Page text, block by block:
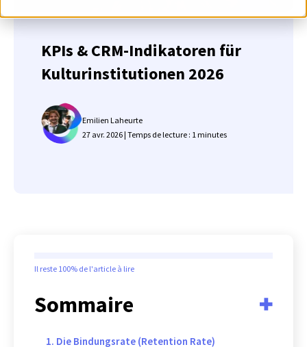
KPIs & CRM-Indikatoren für
Kulturinstitutionen 2026
Emilien Laheurte
27 avr. 2026 | Temps de lecture : 1 minutes
Il reste 100% de l'article à lire
Sommaire
1. Die Bindungsrate (Retention Rate)